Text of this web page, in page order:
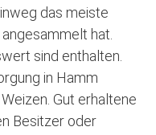
das meiste
hat.
sind enthalten.
in Hamm
Gut erhaltene
Besitzer oder